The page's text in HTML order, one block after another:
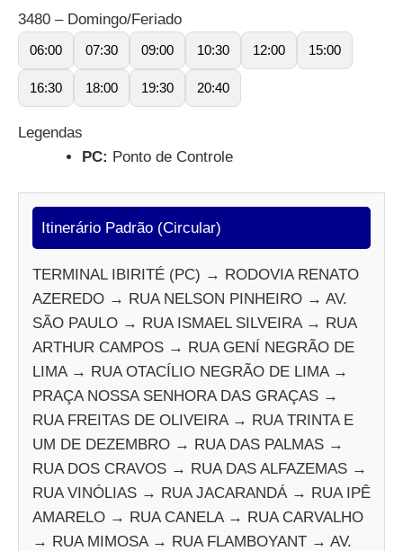
3480 – Domingo/Feriado
06:00 07:30 09:00 10:30 12:00 15:00
16:30 18:00 19:30 20:40
Legendas
PC: Ponto de Controle
Itinerário Padrão (Circular)
TERMINAL IBIRITÉ (PC) → RODOVIA RENATO
AZEREDO → RUA NELSON PINHEIRO → AV.
SÃO PAULO → RUA ISMAEL SILVEIRA → RUA
ARTHUR CAMPOS → RUA GENÍ NEGRÃO DE
LIMA → RUA OTACÍLIO NEGRÃO DE LIMA →
PRAÇA NOSSA SENHORA DAS GRAÇAS →
RUA FREITAS DE OLIVEIRA → RUA TRINTA E
UM DE DEZEMBRO → RUA DAS PALMAS →
RUA DOS CRAVOS → RUA DAS ALFAZEMAS →
RUA VINÓLIAS → RUA JACARANDÁ → RUA IPÊ
AMARELO → RUA CANELA → RUA CARVALHO
→ RUA MIMOSA → RUA FLAMBOYANT → AV.